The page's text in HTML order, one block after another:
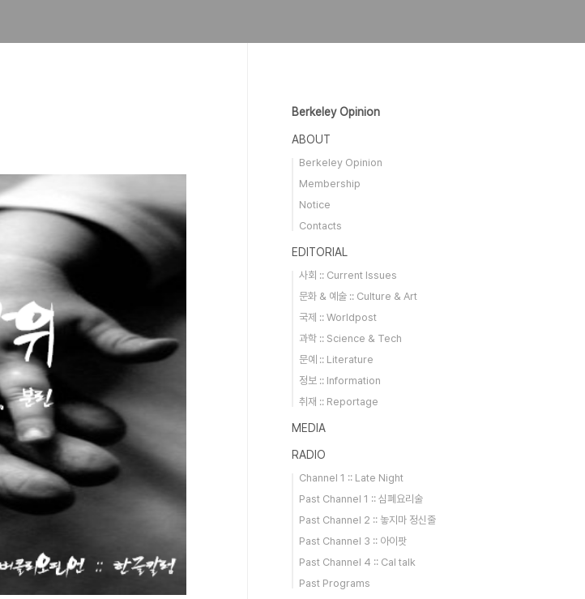
Berkeley Opinion
ABOUT
Berkeley Opinion
Membership
Notice
Contacts
EDITORIAL
사회 :: Current Issues
문화 & 예술 :: Culture & Art
국제 :: Worldpost
과학 :: Science & Tech
문예 :: Literature
정보 :: Information
취재 :: Reportage
MEDIA
RADIO
Channel 1 :: Late Night
Past Channel 1 :: 심폐요리술
Past Channel 2 :: 놓지마 정신줄
Past Channel 3 :: 아이팟
Past Channel 4 :: Cal talk
Past Programs